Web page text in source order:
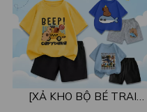
[XẢ KHO BỘ BÉ TRAI